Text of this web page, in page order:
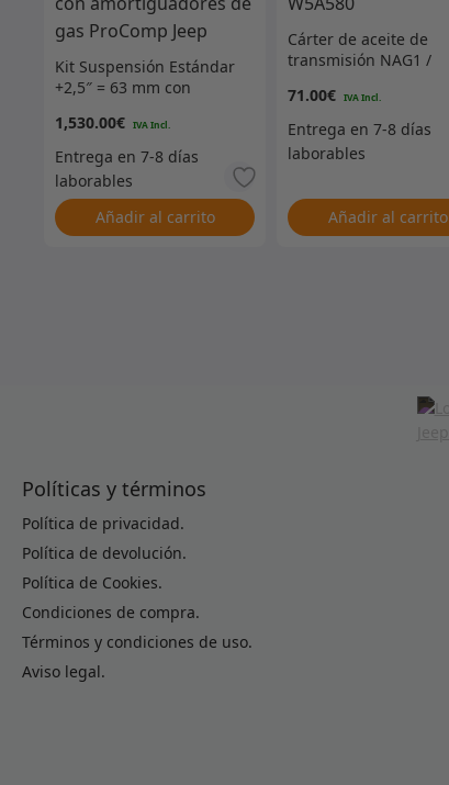
Kit Suspensión Estándar
+2,5″ = 63 mm con
ProComp Jeep
1,530.00€
Añadir al carrito
Cárter de aceite de
transmisión NAG1 /
71.00€
Añadir al carrito
Políticas y términos
Política de privacidad.
Política de devolución.
Política de Cookies.
Condiciones de compra.
Términos y condiciones de uso.
Aviso legal.